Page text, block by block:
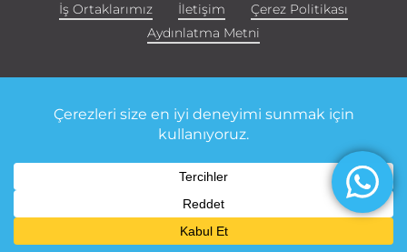
İş Ortaklarımız
İletişim
Çerez Politikası
Aydınlatma Metni